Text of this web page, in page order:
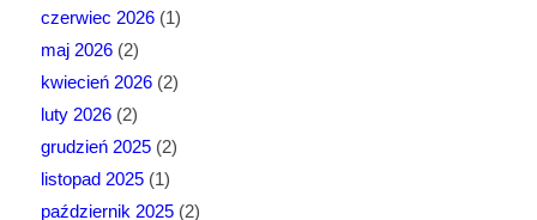
czerwiec 2026(1)
maj 2026(2)
kwiecień 2026(2)
luty 2026(2)
grudzień 2025(2)
listopad 2025(1)
październik 2025(2)